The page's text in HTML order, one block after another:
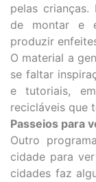
pelas
de montar e
produzir
O material a
se faltar
e tutoriais,
recicláveis que
Passeios para
Outro
cidade para
cidades faz